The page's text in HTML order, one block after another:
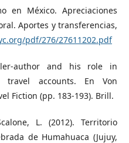
en México. Apreciaciones
Aportes y transferencias,
pdf/276/27611202.pdf
author and his role in
travel accounts. En Von
Fiction (pp. 183-193). Brill.
L. (2012). Territorio
de Humahuaca (Jujuy,